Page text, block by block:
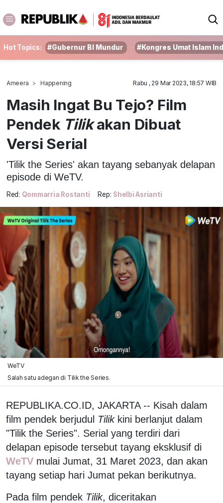
Hot Topics: #Gubernur BI Mundur #Kongres Umat Islam
Ameera Happening Rabu , 29 Mar 2023, 18:57 WIB
Masih Ingat Bu Tejo? Film
Pendek Tilikakan Dibuat
Versi Serial
'Tilik the Series' akan tayang sebanyak delapan
episode di WeTV.
Red: Qommarria Rostanti Rep: Shelbi Asrianti
WeTV
Salah satu adegan di Tilik the Series.
REPUBLIKA.CO.ID, JAKARTA -- Kisah dalam
film pendek berjudul Tilikkini berlanjut dalam
"Tilik the Series". Serial yang terdiri dari
delapan episode tersebut tayang eksklusif di
WeTV mulai Jumat, 31 Maret 2023, dan akan
tayang setiap hari Jumat pekan berikutnya.
Pada film pendek Tilik, diceritakan